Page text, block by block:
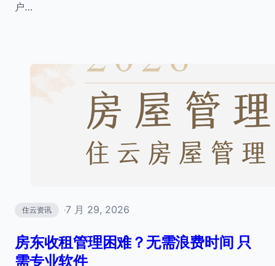
户…
住云资讯 ·7 月 29, 2026
房东收租管理困难？无需浪费时间 只
需专业软件